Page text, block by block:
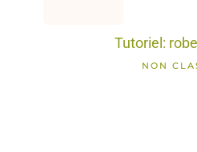
Tutoriel:
NON